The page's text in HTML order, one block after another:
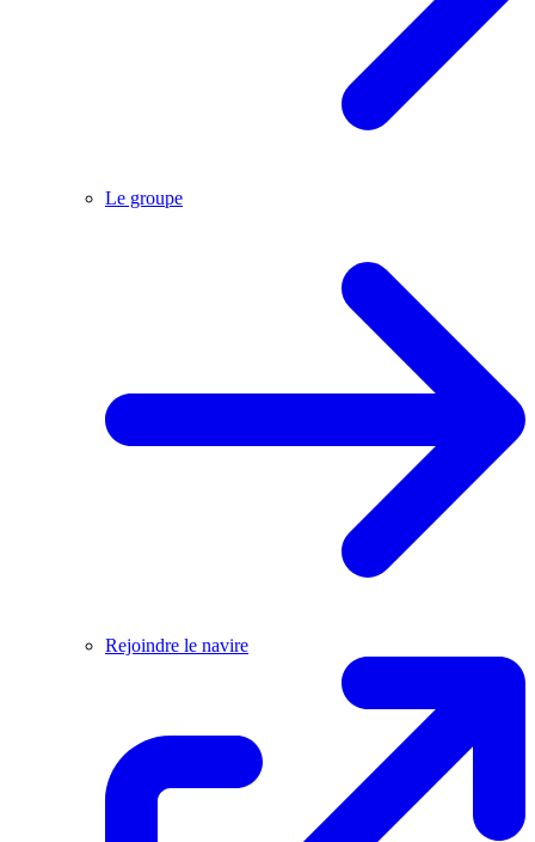
Le groupe
Rejoindre le navire